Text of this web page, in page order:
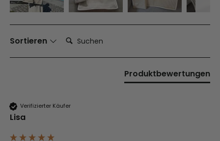
Sortieren Suchen:
Produktbewertungen
Verifizierter Käufer
Lisa